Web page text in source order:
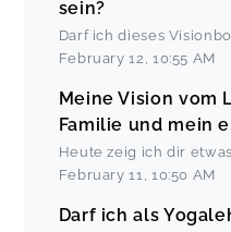
sein?
Darf ich dieses
February 12 10:55 AM
Meine Vision vom
Familie und mein
Heute zeig ich dir
February 11
10:50 AM
Darf ich als